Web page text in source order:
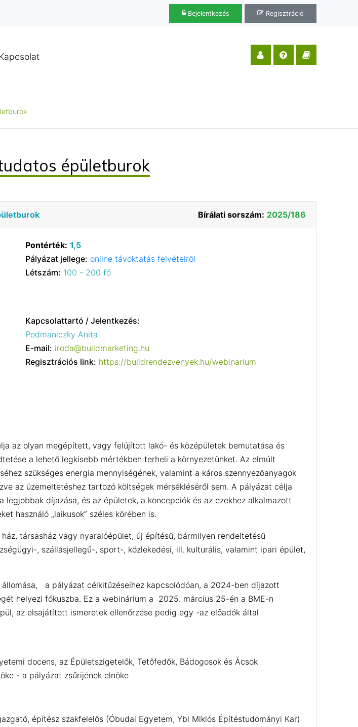
Bejelentkezés Regisztráció
épületburok
Bírálati sorszám: 2025/186
Pontérték: 1,5
Pályázat jellege: online távoktatás felvételről
Létszám: 100 - 200 fő
Kapcsolattartó / Jelentkezés:
Podmaniczky Anita
E-mail: iroda@buildmarketing.hu
Regisztrációs link: https://buildrendezvenyek.hu/webinarium
az olyan megépített, vagy felújított lakó- és középületek bemutatása és
a lehető legkisebb mértékben terheli a környezetünket. Az elmúlt
szükséges energia mennyiségének, valamint a káros szennyezőanyagok
az üzemeltetéshez tartozó költségek mérsékléséről sem. A pályázat célja
díjazása, és az épületek, a koncepciók és az ezekhez alkalmazott
használó „laikusok” széles körében is.
társasház vagy nyaralóépület, új építésű, bármilyen rendeltetésű
, szállásjellegű-, sport-, közlekedési, ill. kulturális, valamint ipari épület,
a pályázat célkitűzéseihez kapcsolódóan, a 2024-ben díjazott
helyezi fókuszba. Ez a webinárium a 2025. március 25-én a BME-n
az elsajátított ismeretek ellenőrzése pedig egy -az előadók által
docens, az Épületszigetelők, Tetőfedők, Bádogosok és Ácsok
- a pályázat zsűrijének elnöke
építész szakfelelős (Óbudai Egyetem, Ybl Miklós Építéstudományi Kar)